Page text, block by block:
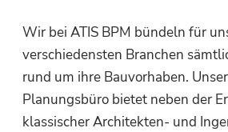
Wir bei ATIS BPM bündeln für
verschiedensten Branchen
rund um ihre Bauvorhaben.
Planungsbüro bietet neben der
klassischer Architekten- und